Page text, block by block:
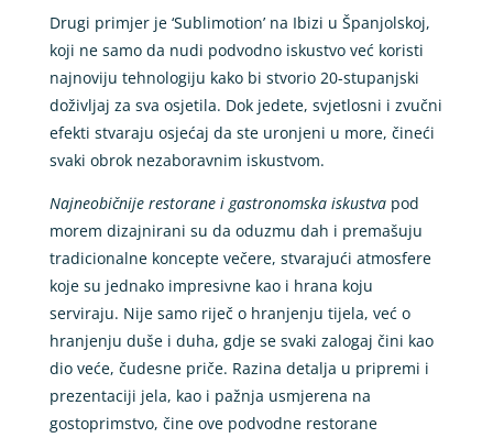
Drugi primjer je ‘Sublimotion’ na Ibizi u Španjolskoj,
koji ne samo da nudi podvodno iskustvo već koristi
najnoviju tehnologiju kako bi stvorio 20-stupanjski
doživljaj za sva osjetila. Dok jedete, svjetlosni i zvučni
efekti stvaraju osjećaj da ste uronjeni u more, čineći
svaki obrok nezaboravnim iskustvom.
Najneobičnije restorane i gastronomska iskustvapod
morem dizajnirani su da oduzmu dah i premašuju
tradicionalne koncepte večere, stvarajući atmosfere
koje su jednako impresivne kao i hrana koju
serviraju. Nije samo riječ o hranjenju tijela, već o
hranjenju duše i duha, gdje se svaki zalogaj čini kao
dio veće, čudesne priče. Razina detalja u pripremi i
prezentaciji jela, kao i pažnja usmjerena na
gostoprimstvo, čine ove podvodne restorane